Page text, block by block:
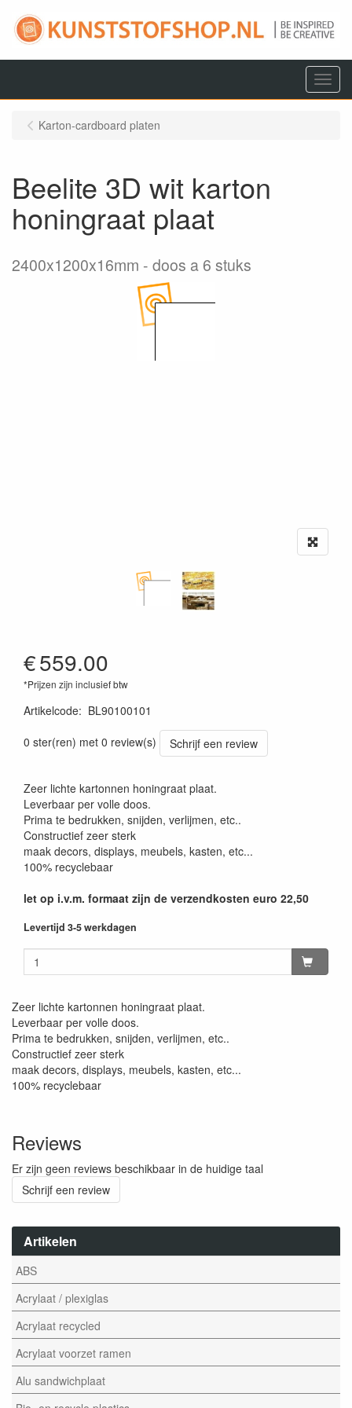
Menu
Artikelen
ABS
Acrylaat / plexiglas
Acrylaat recycled
Acrylaat voorzet ramen
Alu sandwichplaat
Karton-cardboard platen
Beelite 3D wit karton
honingraat plaat
2400x1200x16mm doos a 6 stuks
€559.00
*Prijzen zijn inclusief btw
Artikelcode: BL90100101
0 ster(ren) met 0 review(s)
Schrijf een review
Zeer lichte kartonnen honingraat plaat.
Leverbaar per volle doos.
Prima te bedrukken, snijden, verlijmen, etc..
Constructief zeer sterk
maak decors, displays, meubels, kasten, etc...
100% recyclebaar
let op i.v.m. formaat zijn de verzendkosten euro 22,50
Levertijd 3-5 werkdagen
Zeer lichte kartonnen honingraat plaat.
Leverbaar per volle doos.
Prima te bedrukken, snijden, verlijmen, etc..
Constructief zeer sterk
maak decors, displays, meubels, kasten, etc...
100% recyclebaar
Reviews
Er zijn geen reviews beschikbaar in de huidige taal
Schrijf een review